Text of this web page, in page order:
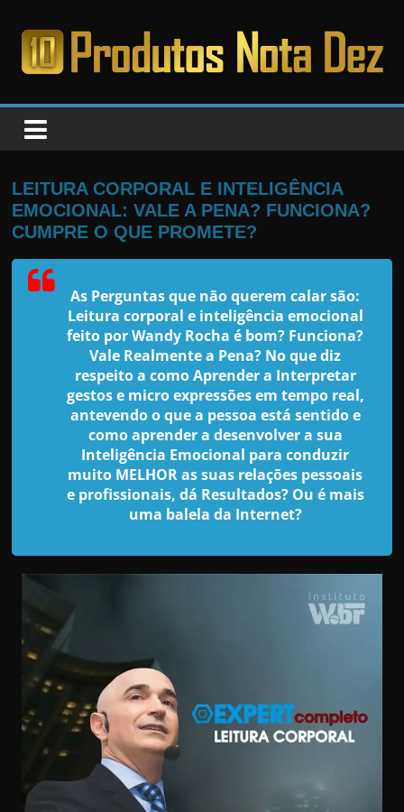
para
conteúdo
PRODUTOS
NOTA
DEZ
C
a
a
m
LEITURA CORPORAL E INTELIGÊNCIA
EMOCIONAL: VALE A PENA? FUNCIONA?
CUMPRE O QUE PROMETE?
As Perguntas que não querem calar são:
Leitura corporal e inteligência emocional
feito por Wandy Rocha é bom? Funciona?
Vale Realmente a Pena? No que diz
respeito a como Aprender a Interpretar
gestos e micro expressões em tempo real,
antevendo o que a pessoa está sentido e
como aprender a desenvolver a sua
Inteligência Emocional para conduzir
muito MELHOR as suas relações pessoais
e profissionais, dá Resultados? Ou é mais
uma balela da Internet?